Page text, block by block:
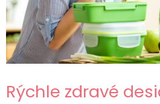
Rýchle zdravé